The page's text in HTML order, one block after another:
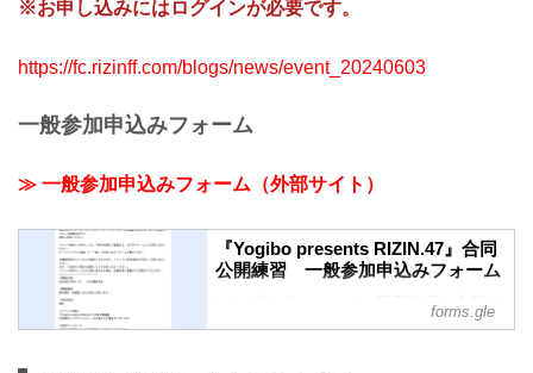
※お申し込みにはログインが必要です。
https://fc.rizinff.com/blogs/news/event_20240603
一般参加申込みフォーム
≫ 一般参加申込みフォーム（外部サイト）
『Yogibo presents RIZIN.47』合同
公開練習 一般参加申込みフォーム
＼＼『Yogibo presents RIZIN.47』合同公
開練習の開催が決定いたしました／／
forms.gle